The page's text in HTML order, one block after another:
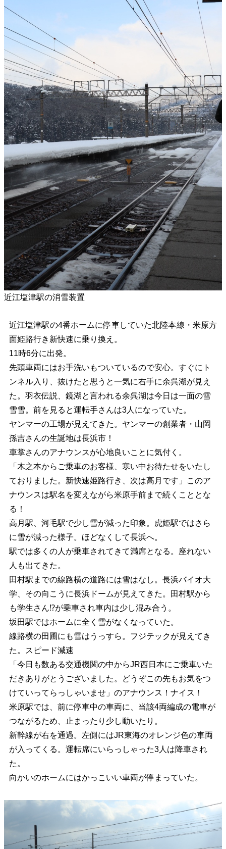
近江塩津駅の消雪装置
近江塩津駅の4番ホームに停車していた北陸本線・米原方
面姫路行き新快速に乗り換え。
11時6分に出発。
先頭車両にはお手洗いもついているので安心。すぐにト
ンネル入り、抜けたと思うと一気に右手に余呉湖が見え
た。羽衣伝説、鏡湖と言われる余呉湖は今日は一面の雪
雪雪。前を見ると運転手さんは3人になっていた。
ヤンマーの工場が見えてきた。ヤンマーの創業者・山岡
孫吉さんの生誕地は長浜市！
車掌さんのアナウンスが心地良いことに気付く。
「木之本からご乗車のお客様、寒い中お待たせをいたし
ておりました。新快速姫路行き、次は高月です」このア
ナウンスは駅名を変えながら米原手前まで続くこととな
る！
高月駅、河毛駅で少し雪が減った印象。虎姫駅ではさら
に雪が減った様子。ほどなくして長浜へ。
駅では多くの人が乗車されてきて満席となる。座れない
人も出てきた。
田村駅までの線路横の道路には雪はなし。長浜バイオ大
学、その向こうに長浜ドームが見えてきた。田村駅から
も学生さん⁉が乗車され車内は少し混み合う。
坂田駅ではホームに全く雪がなくなっていた。
線路横の田圃にも雪はうっすら。フジテックが見えてき
た。スピード減速
「今日も数ある交通機関の中からJR西日本にご乗車いた
だきありがとうございました。どうぞこの先もお気をつ
けていってらっしゃいませ」のアナウンス！ナイス！
米原駅では、前に停車中の車両に、当該4両編成の電車が
つながるため、止まったり少し動いたり。
新幹線が右を通過。左側にはJR東海のオレンジ色の車両
が入ってくる。運転席にいらっしゃった3人は降車され
た。
向かいのホームにはかっこいい車両が停まっていた。